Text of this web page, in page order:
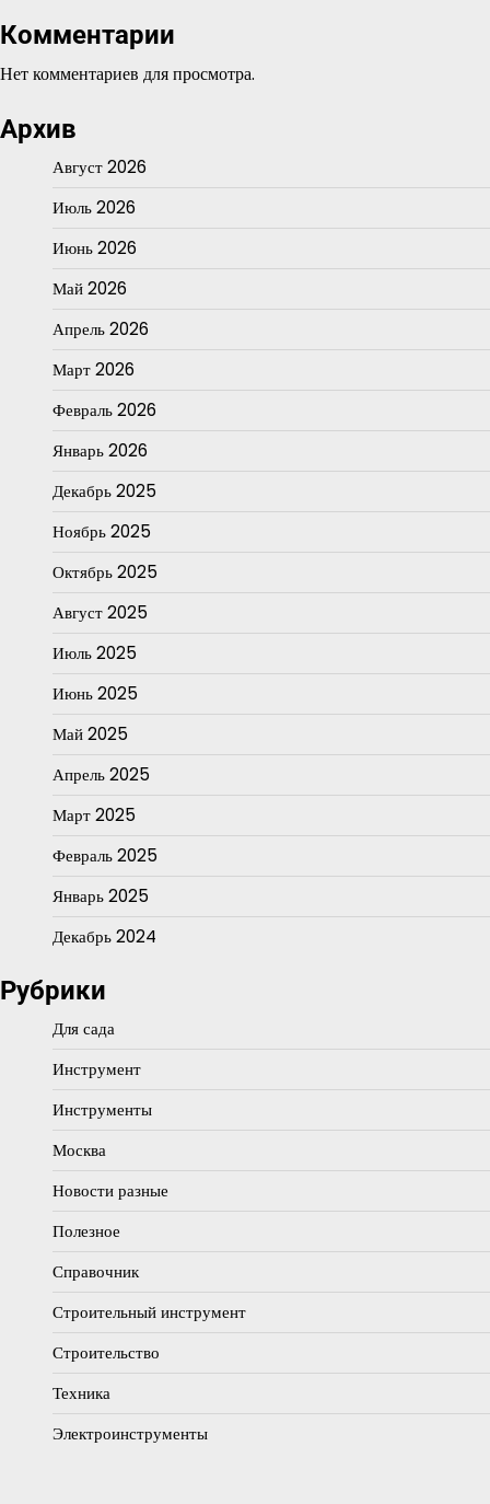
Комментарии
Нет комментариев для просмотра.
Архив
Август 2026
Июль 2026
Июнь 2026
Май 2026
Апрель 2026
Март 2026
Февраль 2026
Январь 2026
Декабрь 2025
Ноябрь 2025
Октябрь 2025
Август 2025
Июль 2025
Июнь 2025
Май 2025
Апрель 2025
Март 2025
Февраль 2025
Январь 2025
Декабрь 2024
Рубрики
Для сада
Инструмент
Инструменты
Москва
Новости разные
Полезное
Справочник
Строительный инструмент
Строительство
Техника
Электроинструменты